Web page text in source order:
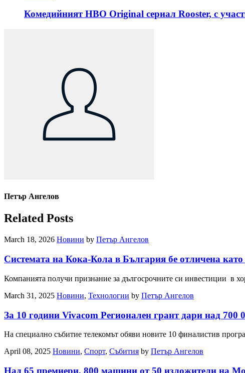
Комедийният HBO Original сериал Rooster, с
Петър Ангелов
Related Posts
March 18, 2026 Новини by Петър Ангелов
Системата на Кока-Кола в България бе отличена
Компанията получи признание за дългосрочните си инвестиции в
March 31, 2025 Новини, Технологии by Петър Ангелов
За 10 години Vivacom Регионален грант дари над 700
На специално събитие телекомът обяви новите 10 финалистив
April 08, 2025 Новини, Спорт, Събития by Петър Ангелов
Над 65 премиери, 800 машини от 50 изложители на